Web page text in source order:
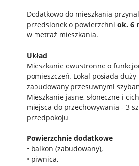
Dodatkowo do mieszkania
przedsionek o powierzchni ok. 6
w metraż mieszkania.
Układ
Mieszkanie dwustronne o
pomieszczeń. Lokal posiada duży
zabudowany przesuwnymi
Mieszkanie jasne, słoneczne i
miejsca do przechowywania - 3
przedpokoju.
Powierzchnie dodatkowe
• balkon (zabudowany),
• piwnica,